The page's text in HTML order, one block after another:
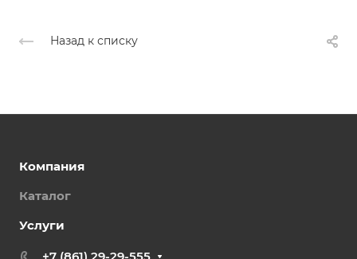
Назад к списку
Компания
Каталог
Услуги